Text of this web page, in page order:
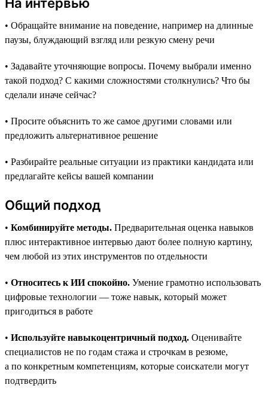
• Обращайте внимание на поведение, например на длинные
паузы, блуждающий взгляд или резкую смену речи
• Задавайте уточняющие вопросы. Почему выбрали именно
такой подход? С какими сложностями столкнулись? Что бы
сделали иначе сейчас?
• Просите объяснить то же самое другими словами или
предложить альтернативное решение
• Разбирайте реальные ситуации из практики кандидата или
предлагайте кейсы вашей компании
Общий подход
• Комбинируйте методы. Предварительная оценка навыков
плюс интерактивное интервью дают более полную картину,
чем любой из этих инструментов по отдельности
• Относитесь к ИИ спокойно. Умение грамотно использовать
цифровые технологии — тоже навык, который может
пригодиться в работе
• Используйте навыкоцентричный подход. Оценивайте
специалистов не по годам стажа и строчкам в резюме,
а по конкретным компетенциям, которые соискатели могут
подтвердить